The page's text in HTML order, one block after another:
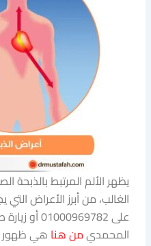
يظهر الألم المرتبط
الغالب، من أبرز الأعراض
على
المحمديمن هنا هي ظهور